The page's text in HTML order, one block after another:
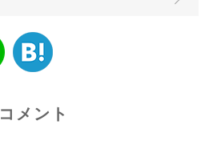
コメント